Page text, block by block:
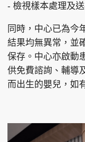
- 檢視樣本處理及
同時，中心已為今
結果均無異常，並
保存。中心亦啟動
供免費諮詢、輔導
而出生的嬰兒，如